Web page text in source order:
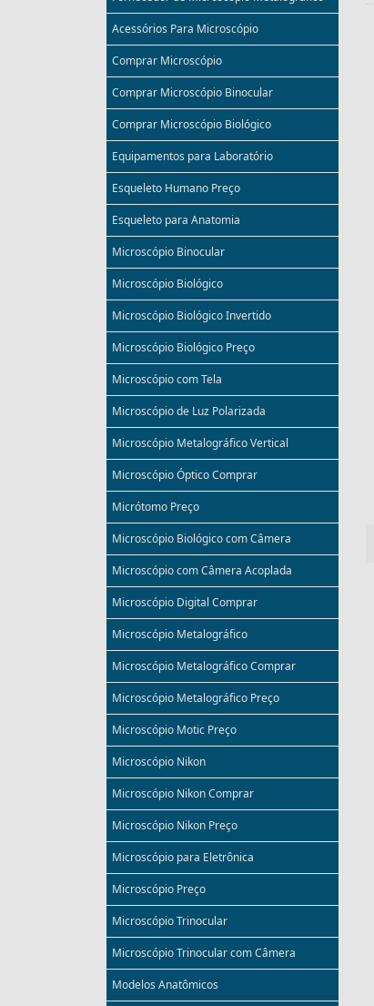
Acessórios Para Microscópio
Comprar Microscópio
Comprar Microscópio Binocular
Comprar Microscópio Biológico
Equipamentos para Laboratório
Esqueleto Humano Preço
Esqueleto para Anatomia
Microscópio Binocular
Microscópio Biológico
Microscópio Biológico Invertido
Microscópio Biológico Preço
Microscópio com Tela
Microscópio de Luz Polarizada
Microscópio Metalográfico Vertical
Microscópio Óptico Comprar
Micrótomo Preço
Microscópio Biológico com Câmera
Microscópio com Câmera Acoplada
Microscópio Digital Comprar
Microscópio Metalográfico
Microscópio Metalográfico Comprar
Microscópio Metalográfico Preço
Microscópio Motic Preço
Microscópio Nikon
Microscópio Nikon Comprar
Microscópio Nikon Preço
Microscópio para Eletrônica
Microscópio Preço
Microscópio Trinocular
Microscópio Trinocular com Câmera
Modelos Anatômicos